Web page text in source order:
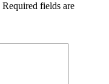
Required fields are